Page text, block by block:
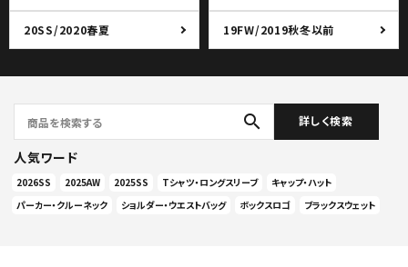
20SS/2020春夏 19FW/2019秋冬以前
search 詳しく検索
人気ワード
2026SS 2025AW 2025SS Tシャツ・ロングスリーブ
キャップ・ハット
パーカー・クルーネック
ショルダー・ウエストバッグ ボックスロゴ ブラックスウェット